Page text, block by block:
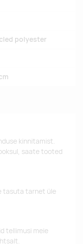
polyester
kinnitamist.
saate tooted
tasuta tarnet üle
tellimusi meie